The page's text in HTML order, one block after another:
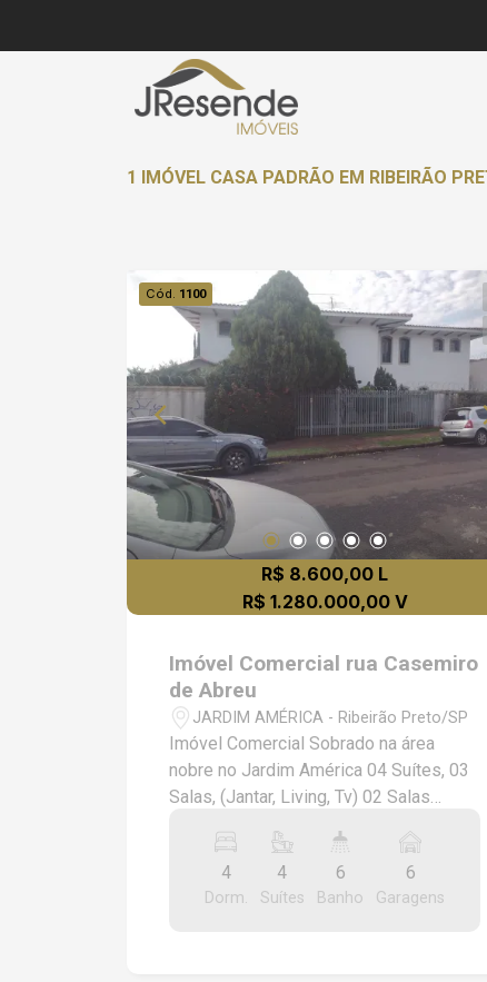
1 IMÓVEL CASA PADRÃO EM RIBEIRÃO
Cód. 1100
R$ 8.600,00 L
R$ 1.280.000,00 V
Imóvel Comercial rua Casemiro
de Abreu
JARDIM AMÉRICA - Ribeirão Preto/SP
Imóvel Comercial Sobrado na área
nobre no Jardim América 04 Suítes, 03
Salas, (Jantar, Living, Tv) 02 Salas
Cozinha, Lavabo, Escritório, Armários
embutidos nos Dormitórios, Cozinhas e
Banheiro, Piscina, Churrasqueira,
4
Dorm.
4
Suítes
6
Banho
6
Garagens